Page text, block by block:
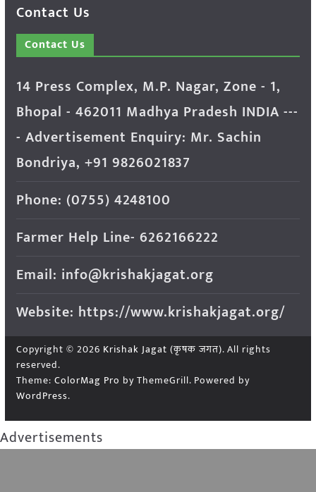
Contact Us
Contact Us
14 Press Complex, M.P. Nagar, Zone - 1,
Bhopal - 462011 Madhya Pradesh INDIA ---
- Advertisement Enquiry: Mr. Sachin
Bondriya, +91 9826021837
Phone: (0755) 4248100
Farmer Help Line- 6262166222
Email: info@krishakjagat.org
Website: https://www.krishakjagat.org/
Copyright © 2026 Krishak Jagat (कृषक जगत). All rights
reserved.
Theme: ColorMag Pro by ThemeGrill. Powered by
WordPress.
Advertisements